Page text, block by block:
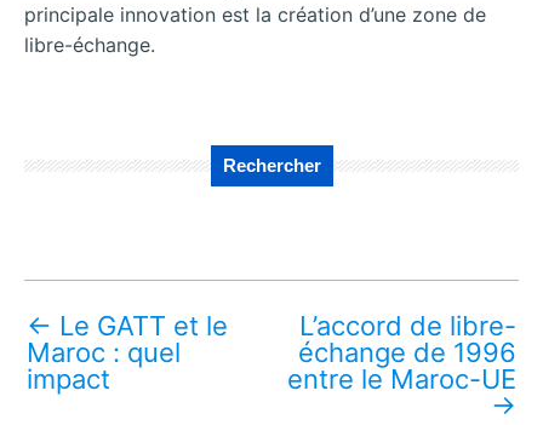
principale innovation est la création d’une zone de
libre-échange.
Rechercher
← Le GATT et le
Maroc : quel
impact
L’accord de libre-
échange de 1996
entre le Maroc-UE
→